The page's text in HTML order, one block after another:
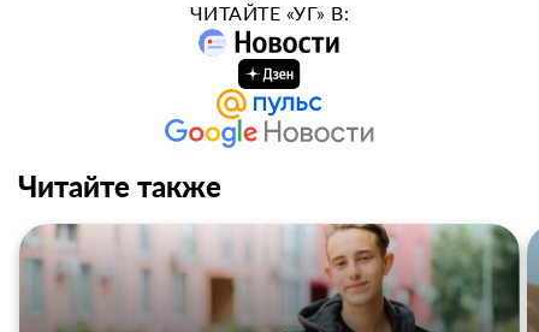
ЧИТАЙТЕ «УГ» В:
Читайте также